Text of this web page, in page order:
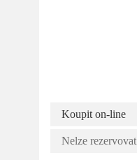
Koupit on-line
Nelze rezervovat